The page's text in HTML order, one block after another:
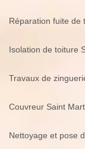
Réparation fuite de
Isolation de toiture
Travaux de
Couvreur Saint
Nettoyage et pose